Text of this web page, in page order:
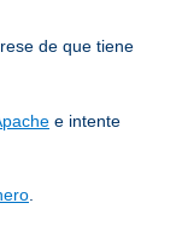
de que tiene
e intente